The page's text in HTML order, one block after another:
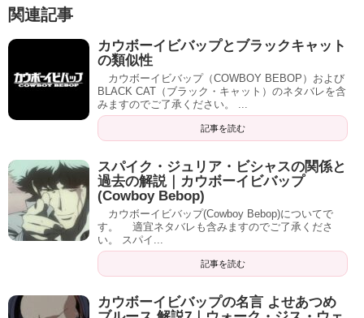
関連記事
カウボーイビバップとブラックキャット
の類似性
カウボーイビバップ（COWBOY BEBOP）および
BLACK CAT（ブラック・キャット）のネタバレを含
みますのでご了承ください。 ...
記事を読む
スパイク・ジュリア・ビシャスの関係と
過去の解説｜カウボーイビバップ
(Cowboy Bebop)
カウボーイビバップ(Cowboy Bebop)についてで
す。 適宜ネタバレも含みますのでご了承くださ
い。 スパイ...
記事を読む
カウボーイビバップの名言 よせあつめ